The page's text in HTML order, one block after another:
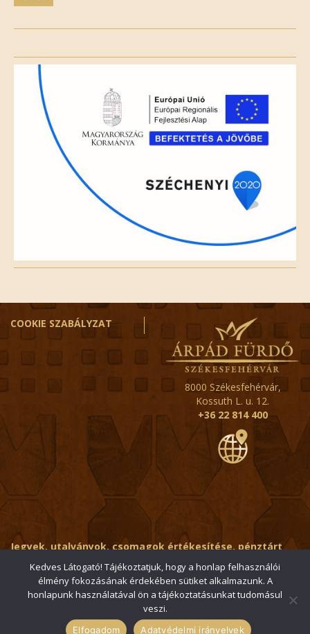
field
empty.
COOKIE SZABÁLYZAT
8000 Székesfehérvár,
Kossuth L. u. 12.
+36 22 814 400
Jegyek, utalványok, csomagok értékesítése, pénztárt
érintő kérdések:
ertekesito@fehervar-arpadfurdo.hu
Általános érdeklődés: info@fehervar-arpadfurdo.hu
© 2006-2026 Székesfehérvári Árpád Fürdő / Minden jog
Kedves Látogató! Tájékoztatjuk, hogy a honlap felhasználói
élmény fokozásának érdekében sütiket alkalmazunk. A
honlapunk használatával ön a tájékoztatásunkat tudomásul
veszi.
Elfogadom Adatvédelmi irányelvek